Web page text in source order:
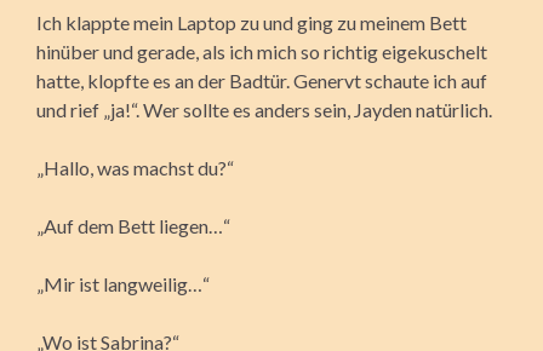
Ich klappte mein Laptop zu und ging zu meinem Bett
hinüber und gerade, als ich mich so richtig eigekuschelt
hatte, klopfte es an der Badtür. Genervt schaute ich auf
und rief „ja!“. Wer sollte es anders sein, Jayden natürlich.
„Hallo, was machst du?“
„Auf dem Bett liegen…“
„Mir ist langweilig…“
„Wo ist Sabrina?“